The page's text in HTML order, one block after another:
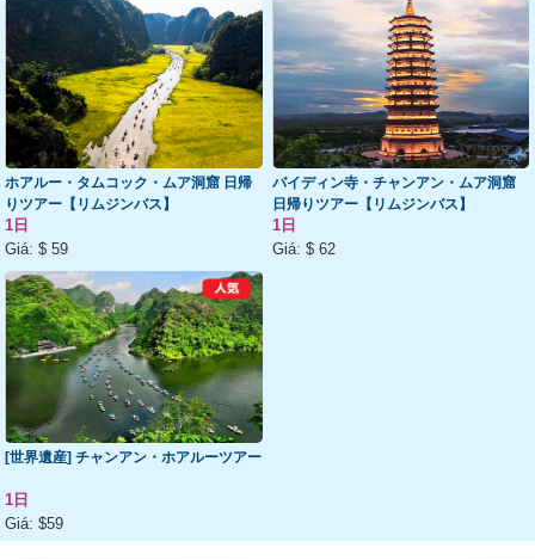
ホアルー・タムコック・ムア洞窟 日帰
りツアー【リムジンバス】
1日
Giá:$ 59
バイディン寺・チャンアン・ムア洞窟
日帰りツアー【リムジンバス】
1日
Giá:$ 62
[世界遺産] チャンアン・ホアルーツアー
1日
Giá:$59